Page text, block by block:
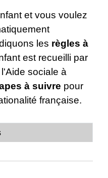
et vous voulez
les règles à
est recueilli par
sociale à
à suivre pour
française.